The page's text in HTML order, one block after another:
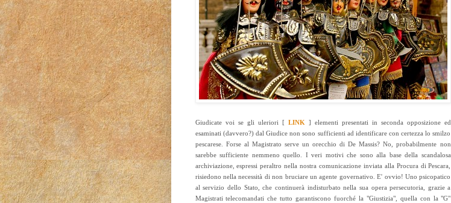
Giudicate voi se gli uleriori [ LINK ] elementi presentati in seconda opposizione ed
esaminati (davvero?) dal Giudice non sono sufficienti ad identificare con certezza lo smilzo
pescarese. Forse al Magistrato serve un orecchio di De Massis? No, probabilmente non
sarebbe sufficiente nemmeno quello. I veri motivi che sono alla base della scandalosa
archiviazione, espressi peraltro nella nostra comunicazione inviata alla Procura di Pescara,
risiedono nella necessità di non bruciare un agente governativo. E' ovvio! Uno psicopatico
al servizio dello Stato, che continuerà indisturbato nella sua opera persecutoria, grazie a
Magistrati telecomandati che tutto garantiscono fuorché la "Giustizia", quella con la "G"